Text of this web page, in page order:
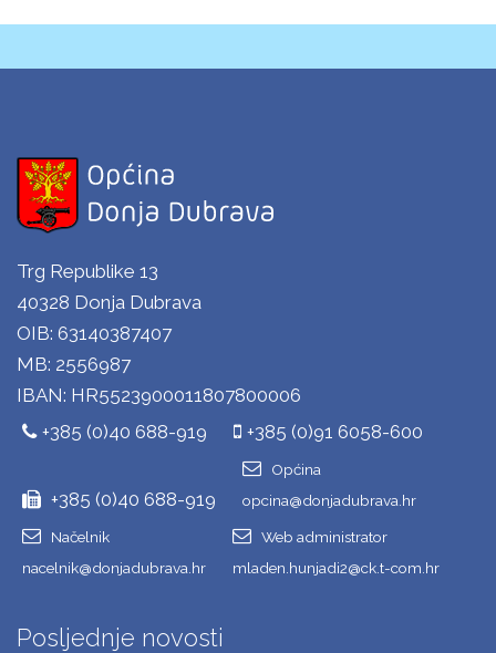
Trg Republike 13
40328 Donja Dubrava
OIB: 63140387407
MB: 2556987
IBAN: HR5523900011807800006
+385 (0)40 688-919
+385 (0)91 6058-600
+385 (0)40 688-919
Općina
opcina@donjadubrava.hr
Načelnik
nacelnik@donjadubrava.hr
Web administrator
mladen.hunjadi2@ck.t-com.hr
Posljednje novosti